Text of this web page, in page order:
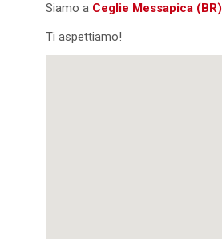
Siamo a Ceglie Messapica (BR)
Ti aspettiamo!